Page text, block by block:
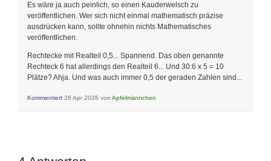
Es wäre ja auch peinlich, so einen Kauderwelsch zu
veröffentlichen. Wer sich nicht einmal mathematisch präzise
ausdrücken kann, sollte ohnehin nichts Mathematisches
veröffentlichen.
Rechtecke mit Realteil 0,5... Spannend. Das oben genannte
Rechteck 6 hat allerdings den Realteil 6... Und 30:6 x 5 = 10
Plätze? Ahja. Und was auch immer 0,5 der geraden Zahlen sind...
Kommentiert 26 Apr 2026 von Apfelmännchen